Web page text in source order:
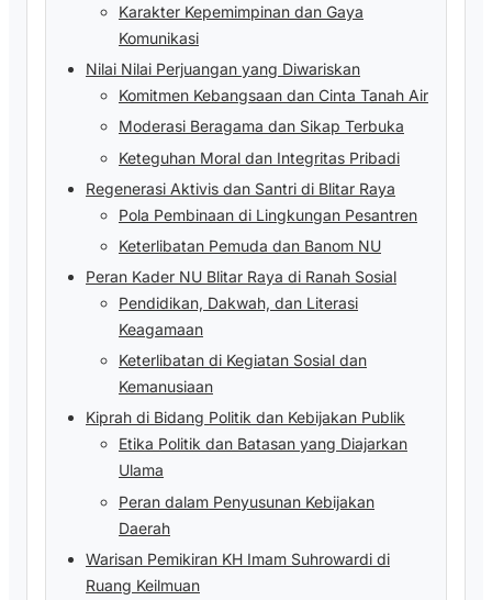
Karakter Kepemimpinan dan Gaya
Komunikasi
Nilai Nilai Perjuangan yang Diwariskan
Komitmen Kebangsaan dan Cinta Tanah Air
Moderasi Beragama dan Sikap Terbuka
Keteguhan Moral dan Integritas Pribadi
Regenerasi Aktivis dan Santri di Blitar Raya
Pola Pembinaan di Lingkungan Pesantren
Keterlibatan Pemuda dan Banom NU
Peran Kader NU Blitar Raya di Ranah Sosial
Pendidikan, Dakwah, dan Literasi
Keagamaan
Keterlibatan di Kegiatan Sosial dan
Kemanusiaan
Kiprah di Bidang Politik dan Kebijakan Publik
Etika Politik dan Batasan yang Diajarkan
Ulama
Peran dalam Penyusunan Kebijakan
Daerah
Warisan Pemikiran KH Imam Suhrowardi di
Ruang Keilmuan